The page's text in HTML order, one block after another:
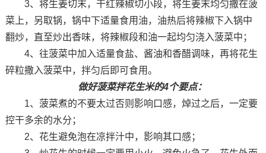
3、将生姜切末，干红辣椒切小段，将生姜末均匀撒在菠
菜上，另取锅，锅中下适量食用油，油热后将辣椒下入锅中
翻炒，直至炒出香味，将辣椒段和油一起均匀浇入菠菜中；
4、往菠菜中加入适量食盐、酱油和香醋调味，再将花生
碎粒撒入菠菜中，拌匀后即可食用。
做好菠菜拌花生米的4个要点：
1、菠菜煮的不要太过否则影响口感，焯过之后，一定要
控干多余的水分；
2、花生避免泡在凉拌汁中，影响其口感；